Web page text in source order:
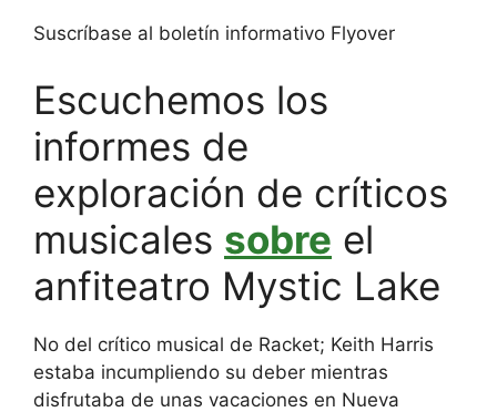
Suscríbase al boletín informativo Flyover
Escuchemos los
informes de
exploración de críticos
musicales sobre el
anfiteatro Mystic Lake
No del crítico musical de Racket; Keith Harris
estaba incumpliendo su deber mientras
disfrutaba de unas vacaciones en Nueva